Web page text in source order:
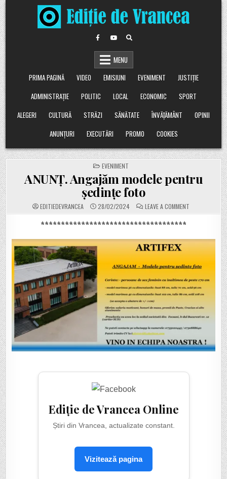
Skip
to
content
MENU
PRIMA PAGINĂ
VIDEO EMISIUNI EVENIMENT
JUSTIȚIE
ADMINISTRAȚIE
POLITIC LOCAL ECONOMIC
SPORT
ALEGERI
CULTURĂ STRĂZI SĂNĂTATE ÎNVĂȚĂMÂNT
OPINII
ANUNȚURI
EXECUTĂRI PROMO COOKIES
POSTED
IN
EVENIMENT
ANUNȚ. Angajăm modele pentru
ședințe foto
EDITIEDEVRANCEA 28/02/2024 LEAVE A COMMENT
ANUNȚ.
FOTO
************************************
Ediție de Vrancea Online
Știri din Vrancea, actualizate constant.
Vizitează pagina